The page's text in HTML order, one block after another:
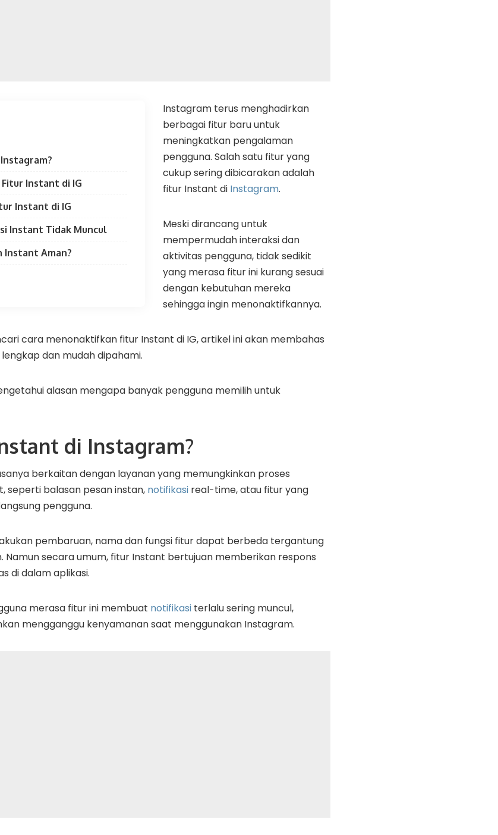
Instant di IG
Instant di IG
Instant Tidak Muncul
Instant Aman?
Instagram terus menghadirkan
berbagai fitur baru untuk
meningkatkan pengalaman
pengguna. Salah satu fitur yang
cukup sering dibicarakan adalah
fitur Instant di Instagram.
Meski dirancang untuk
mempermudah interaksi dan
aktivitas pengguna, tidak sedikit
yang merasa fitur ini kurang sesuai
dengan kebutuhan mereka
sehingga ingin menonaktifkannya.
cara menonaktifkan fitur Instant di IG, artikel ini akan membahas
dan mudah dipahami.
alasan mengapa banyak pengguna memilih untuk
di Instagram?
berkaitan dengan layanan yang memungkinkan proses
seperti balasan pesan instan, notifikasi real-time, atau fitur yang
pengguna.
pembaruan, nama dan fungsi fitur dapat berbeda tergantung
Namun secara umum, fitur Instant bertujuan memberikan respons
di dalam aplikasi.
merasa fitur ini membuat notifikasi terlalu sering muncul,
mengganggu kenyamanan saat menggunakan Instagram.